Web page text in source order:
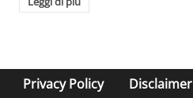
Privacy Policy Disclaimer